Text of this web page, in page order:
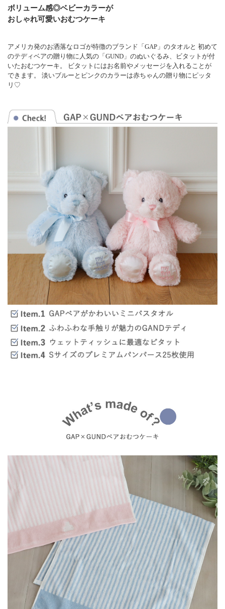
ボリューム感◎ベビーカラーが
おしゃれ可愛いおむつケーキ
アメリカ発のお洒落なロゴが特徴のブランド「GAP」のタオルと 初めて
のテディベアの贈り物に人気の「GUND」のぬいぐるみ、ビタットが付
いたおむつケーキ。 ビタットにはお名前やメッセージを入れることが
できます。 淡いブルーとピンクのカラーは赤ちゃんの贈り物にピッタ
リ♡